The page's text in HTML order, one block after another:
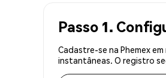
Passo 1.
Cadastre-se na Phemex
instantâneas. O registro